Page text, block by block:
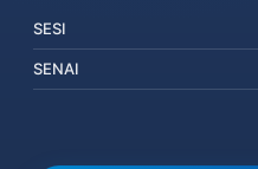
SESI
SENAI